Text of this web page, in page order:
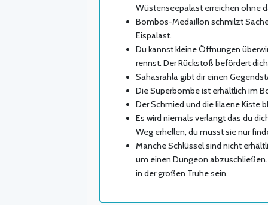
Wüstenseepalast erreichen ohne
Bombos-Medaillon schmilzt
Eispalast.
Du kannst kleine Öffnungen
rennst. Der Rückstoß befördert
Sahasrahla gibt dir einen
Die Superbombe ist erhältlich im
Der Schmied und die lilaene Kiste
Es wird niemals verlangt das du
Weg erhellen, du musst sie nur
Manche Schlüssel sind nicht
um einen Dungeon
in der großen Truhe sein.